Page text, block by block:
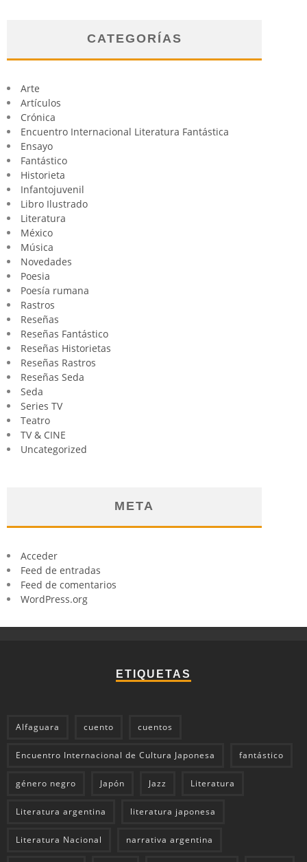
CATEGORÍAS
Arte
Artículos
Crónica
Encuentro Internacional Literatura Fantástica
Ensayo
Fantástico
Historieta
Infantojuvenil
Libro Ilustrado
Literatura
México
Música
Novedades
Poesia
Poesía rumana
Rastros
Reseñas
Reseñas Fantástico
Reseñas Historietas
Reseñas Rastros
Reseñas Seda
Seda
Series TV
Teatro
TV & CINE
Uncategorized
META
Acceder
Feed de entradas
Feed de comentarios
WordPress.org
ETIQUETAS
Alfaguara cuento cuentos
Encuentro Internacional de Cultura Japonesa fantástico
género negro Japón Jazz Literatura
Literatura argentina literatura japonesa
Literatura Nacional narrativa argentina